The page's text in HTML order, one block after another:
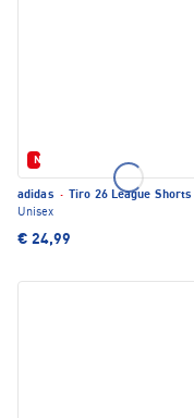
Neu
adidas ·
Tiro 26 League Shorts
Unisex
€ 24,99